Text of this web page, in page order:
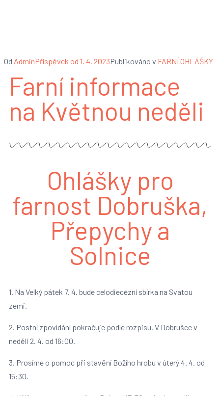
Od AdminPříspěvek od 1. 4. 2023Publikováno v FARNÍ OHLÁŠKY
Farní informace
na Květnou neděli
Ohlášky pro
farnost Dobruška,
Přepychy a
Solnice
1. Na Velký pátek 7. 4. bude celodiecézní sbírka na Svatou
zemi.
2. Postní zpovídání pokračuje podle rozpisu. V Dobrušce v
neděli 2. 4. od 16:00.
3. Prosíme o pomoc při stavění Božího hrobu v úterý 4. 4. od
15:30.